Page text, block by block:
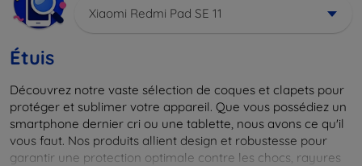
Xiaomi Redmi Pad SE 11
Étuis
Découvrez notre vaste sélection de coques et clapets pour
protéger et sublimer votre appareil. Que vous possédiez un
smartphone dernier cri ou une tablette, nous avons ce qu'il
vous faut. Nos produits allient design et robustesse pour
garantir une protection optimale contre les chocs, rayures